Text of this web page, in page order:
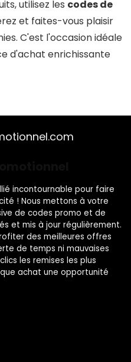
utilisez les codes de
et faites-vous plaisir
C'est l'occasion idéale
d'achat enrichissante
incontournable pour faire
! Nous mettons à votre
de codes promo et de
et mis à jour régulièrement.
des meilleures offres
de temps ni mauvaises
les remises les plus
achat une opportunité